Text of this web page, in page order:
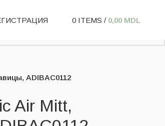
0 ITEMS / 0,00 MDL
ADIBAC0112
Air Mitt,